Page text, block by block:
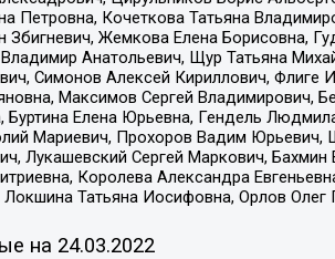
Кочеткова Татьяна
Збигневич, Жемкова Елена Борисовна,
Анатольевич, Щур Татьяна
Симонов Алексей Кириллович, Флиге
Максимов Сергей Владимирович,
Елена Юрьевна, Гендель
Мариевич, Прохоров Вадим Юрьевич,
Лукашевский Сергей Маркович,
Королева Александра
Татьяна Иосифовна, Орлов
на 24.03.2022